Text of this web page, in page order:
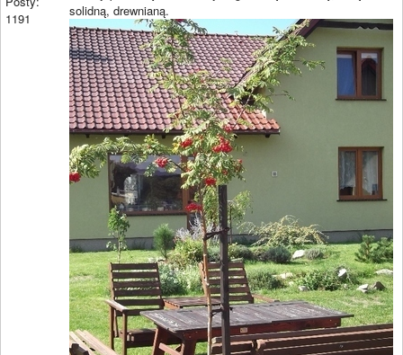
1191
solidną, drewnianą.